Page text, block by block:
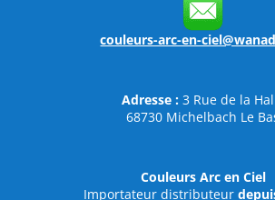
couleurs-arc-en-
Adresse : 3 Rue de la
68730 Michelbach Le
Couleurs Arc en Ciel
Importateur distributeur